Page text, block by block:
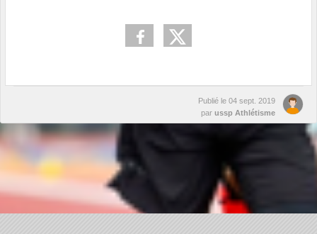
Publié le 04 sept. 2019
par ussp Athlétisme